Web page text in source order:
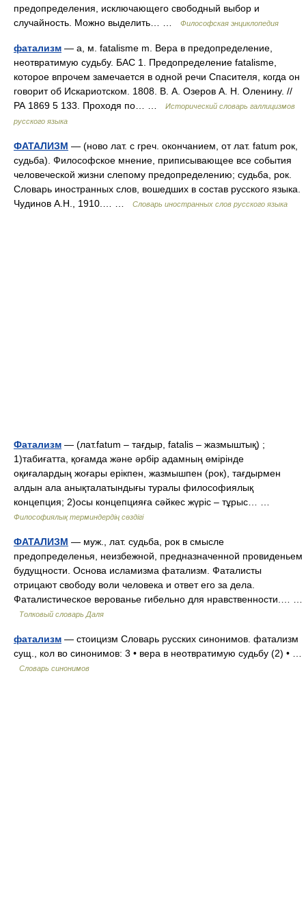
предопределения, исключающего свободный выбор и
случайность. Можно выделить… …
Философская энциклопедия
фатализм — а, м. fatalisme m. Вера в предопределение,
неотвратимую судьбу. БАС 1. Предопределение fatalisme,
которое впрочем замечается в одной речи Спасителя, когда он
говорит об Искариотском. 1808. В. А. Озеров А. Н. Оленину. //
РА 1869 5 133. Проходя по… …
Исторический словарь галлицизмов
русского языка
ФАТАЛИЗМ — (ново лат. с греч. окончанием, от лат. fatum рок,
судьба). Философское мнение, приписывающее все события
человеческой жизни слепому предопределению; судьба, рок.
Словарь иностранных слов, вошедших в состав русского языка.
Чудинов А.Н., 1910.… …
Словарь иностранных слов русского языка
Фатализм — (лат.fatum – тағдыр, fatalis – жазмыштық) ;
1)табиғатта, қоғамда және әрбір адамның өмірінде
оқиғалардың жоғары ерікпен, жазмышпен (рок), тағдырмен
алдын ала анықталатындығы туралы философиялық
концепция; 2)осы концепцияға сәйкес жүріс – тұрыс… …
Философиялық терминдердің сөздігі
ФАТАЛИЗМ — муж., лат. судьба, рок в смысле
предопределенья, неизбежной, предназначенной провиденьем
будущности. Основа исламизма фатализм. Фаталисты
отрицают свободу воли человека и ответ его за дела.
Фаталистическое верованье гибельно для нравственности.… …
Толковый словарь Даля
фатализм — стоицизм Словарь русских синонимов. фатализм
сущ., кол во синонимов: 3 • вера в неотвратимую судьбу (2) • …
Словарь синонимов